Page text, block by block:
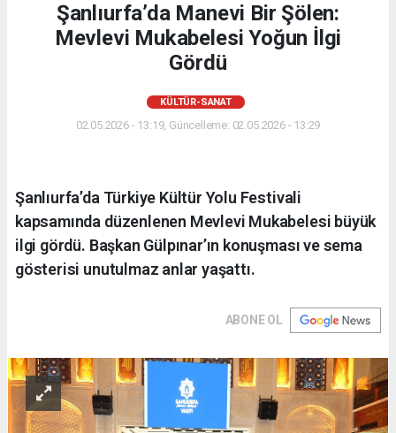
Şanlıurfa’da Manevi Bir Şölen:
Mevlevi Mukabelesi Yoğun İlgi
Gördü
KÜLTÜR-SANAT
02.05.2026 - 13:19, Güncelleme: 02.05.2026 - 13:29
Şanlıurfa’da Türkiye Kültür Yolu Festivali
kapsamında düzenlenen Mevlevi Mukabelesi büyük
ilgi gördü. Başkan Gülpınar’ın konuşması ve sema
gösterisi unutulmaz anlar yaşattı.
ABONE OL